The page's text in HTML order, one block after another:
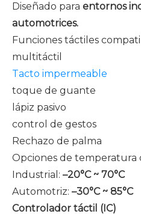
Diseñado para entornos
automotrices.
Funciones táctiles
multitáctil
Tacto impermeable
toque de guante
lápiz pasivo
control de gestos
Rechazo de palma
Opciones de temperatura
Industrial: –20°C ~ 70°C
Automotriz: –30°C ~ 85°C
Controlador táctil (IC)